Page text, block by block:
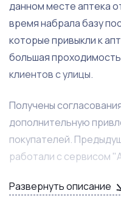
данном месте аптека
время набрала базу
которые привыкли к
большая
клиентов с улицы.
Получены
дополнительную
покупателей.
работали с сервисом
Развернуть описание